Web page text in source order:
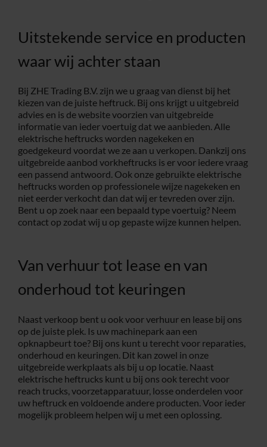
Uitstekende service en producten
waar wij achter staan
Bij ZHE Trading B.V. zijn we u graag van dienst bij het
kiezen van de juiste heftruck. Bij ons krijgt u uitgebreid
advies en is de website voorzien van uitgebreide
informatie van ieder voertuig dat we aanbieden. Alle
elektrische heftrucks worden nagekeken en
goedgekeurd voordat we ze aan u verkopen. Dankzij ons
uitgebreide aanbod vorkheftrucks is er voor iedere vraag
een passend antwoord. Ook onze gebruikte elektrische
heftrucks worden op professionele wijze nagekeken en
niet eerder verkocht dan dat wij er tevreden over zijn.
Bent u op zoek naar een bepaald type voertuig? Neem
contact op zodat wij u op gepaste wijze kunnen helpen.
Van verhuur tot lease en van
onderhoud tot keuringen
Naast verkoop bent u ook voor verhuur en lease bij ons
op de juiste plek. Is uw machinepark aan een
opknapbeurt toe? Bij ons kunt u terecht voor reparaties,
onderhoud en keuringen. Dit kan zowel in onze
uitgebreide werkplaats als bij u op locatie. Naast
elektrische heftrucks kunt u bij ons ook terecht voor
reach trucks, voorzetapparatuur, losse onderdelen voor
uw heftruck en voldoende andere producten. Voor ieder
mogelijk probleem helpen wij u met een oplossing.